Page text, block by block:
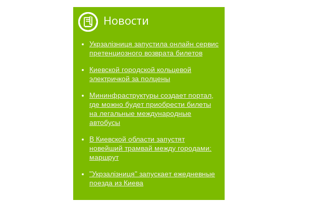
Новости
Укрзалізниця запустила онлайн сервис
претенциозного возврата билетов
Киевской городской кольцевой
электричкой за полцены
Мининфраструктуры создает портал,
где можно будет приобрести билеты
на легальные международные
автобусы
В Киевской области запустят
новейший трамвай между городами:
маршрут
"Укрзалізниця" запускает ежедневные
поезда из Киева